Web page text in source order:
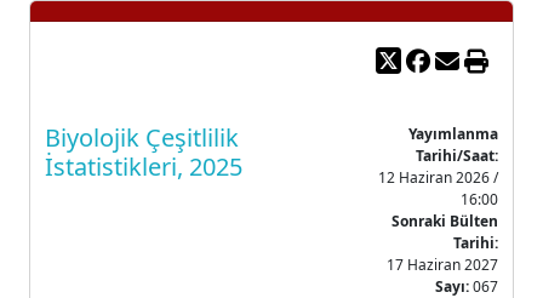
Biyolojik Çeşitlilik
İstatistikleri, 2025
Yayımlanma
Tarihi/Saat:
12 Haziran 2026 /
16:00
Sonraki Bülten
Tarihi:
17 Haziran 2027
Sayı:067